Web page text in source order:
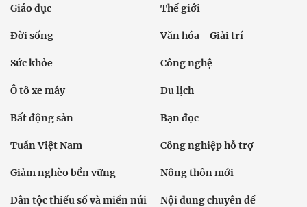
Giáo dục Thế giới
Đời sống Văn hóa - Giải trí
Sức khỏe Công nghệ
Ô tô xe máy Du lịch
Bất động sản Bạn đọc
Tuần Việt Nam Công nghiệp hỗ trợ
Giảm nghèo bền vững Nông thôn mới
Dân tộc thiểu số và miền núi Nội dung chuyên đề